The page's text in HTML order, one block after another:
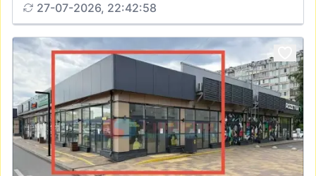
27-07-2026, 22:42:58